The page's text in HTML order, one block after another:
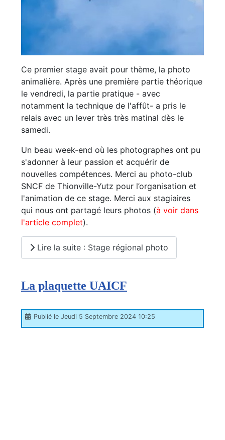
Ce premier stage avait pour thème, la photo
animalière. Après une première partie théorique
le vendredi, la partie pratique - avec
notamment la technique de l'affût- a pris le
relais avec un lever très très matinal dès le
samedi.
Un beau week-end où les photographes ont pu
s'adonner à leur passion et acquérir de
nouvelles compétences. Merci au photo-club
SNCF de Thionville-Yutz pour l’organisation et
l'animation de ce stage. Merci aux stagiaires
qui nous ont partagé leurs photos (à voir dans
l'article complet).
Lire la suite : Stage régional photo
La plaquette UAICF
Publié le Jeudi 5 Septembre 2024 10:25